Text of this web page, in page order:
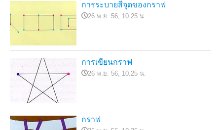
การระบายสีจุดของกราฟ
26 พ.ย. 56, 10.25 น.
การเขียนกราฟ
26 พ.ย. 56, 10.25 น.
กราฟ